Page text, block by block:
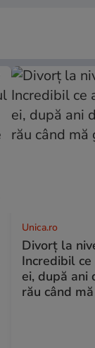
Unica.ro
Divorț la
Incredibil
ei, după ani
rău când